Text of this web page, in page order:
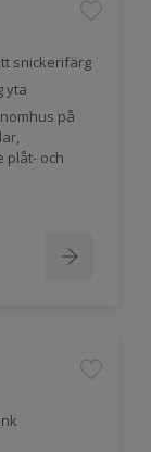
snickerifärg
yta
på
plåt- och